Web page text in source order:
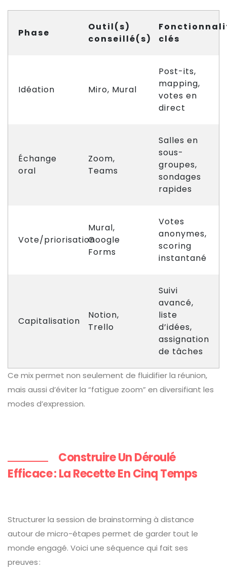
Phase
Outil(s)
conseillé(s)
clés
Idéation Miro, Mural
Post-its,
mapping,
votes en
direct
Échange
oral
Zoom,
Teams
Salles en
sous-
groupes,
sondages
rapides
Vote/priorisation
Mural,
Google
Forms
Votes
anonymes,
scoring
instantané
Capitalisation
Notion,
Trello
Suivi
avancé,
liste
d’idées,
assignation
de tâches
Ce mix permet non seulement de fluidifier la réunion,
mais aussi d’éviter la “fatigue zoom” en diversifiant les
modes d’expression.
Construire Un Déroulé
Efficace : La Recette En Cinq Temps
Structurer la session de brainstorming à distance
autour de micro-étapes permet de garder tout le
monde engagé. Voici une séquence qui fait ses
preuves :